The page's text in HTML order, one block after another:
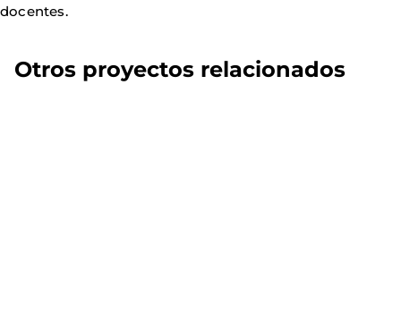
docentes.
Otros proyectos relacionados